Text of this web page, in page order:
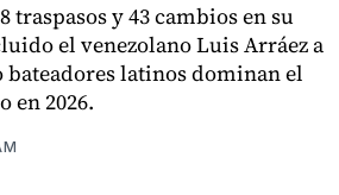
traspasos y 43 cambios en su
el venezolano Luis Arráez a
latinos dominan el
en 2026.